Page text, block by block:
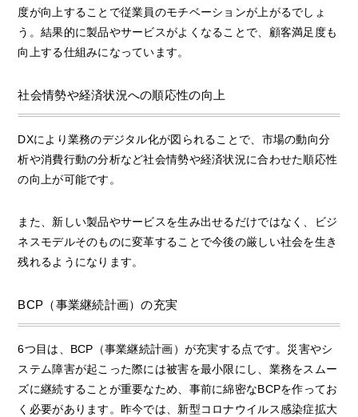
度が向上することで従業員のモチベーションが上がるでしょ
う。結果的に製品やサービスがよくなることで、顧客満足度も
向上する仕組みになっています。
社会情勢や経済状況への順応性の向上
DXにより業務のデジタル化が図られることで、市場の動向分
析や消費行動の分析など社会情勢や経済状況に合わせた順応性
の向上が可能です。
また、新しい製品やサービスを生み出せるだけではなく、ビジ
ネスモデルそのものに変革することで今後の厳しい社会を生き
残れるようになります。
BCP（事業継続計画）の充実
6つ目は、BCP（事業継続計画）が充実する点です。災害やシ
ステム障害が起こった際には被害を最小限にし、業務をスムー
ズに継続することが重要なため、事前に綿密なBCPを作ってお
く必要があります。昨今では、新型コロナウイルス感染症拡大